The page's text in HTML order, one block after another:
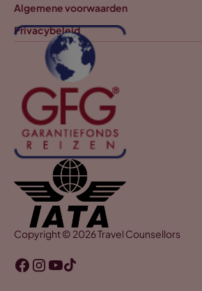
Algemene voorwaarden
Privacybeleid
Copyright © 2026 Travel Counsellors